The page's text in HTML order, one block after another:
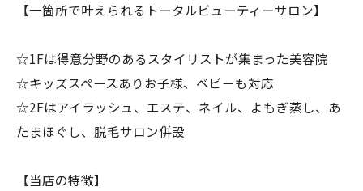
【一箇所で叶えられるトータルビューティーサロン】
☆1Fは得意分野のあるスタイリストが集まった美容院
☆キッズスペースありお子様、ベビーも対応
☆2Fはアイラッシュ、エステ、ネイル、よもぎ蒸し、あ
たまほぐし、脱毛サロン併設
【当店の特徴】